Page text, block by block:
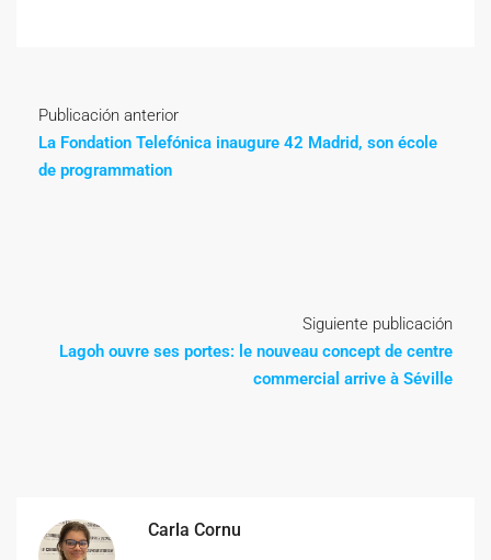
Publicación anterior
La Fondation Telefónica inaugure 42 Madrid, son école
de programmation
Siguiente publicación
Lagoh ouvre ses portes: le nouveau concept de centre
commercial arrive à Séville
Carla Cornu